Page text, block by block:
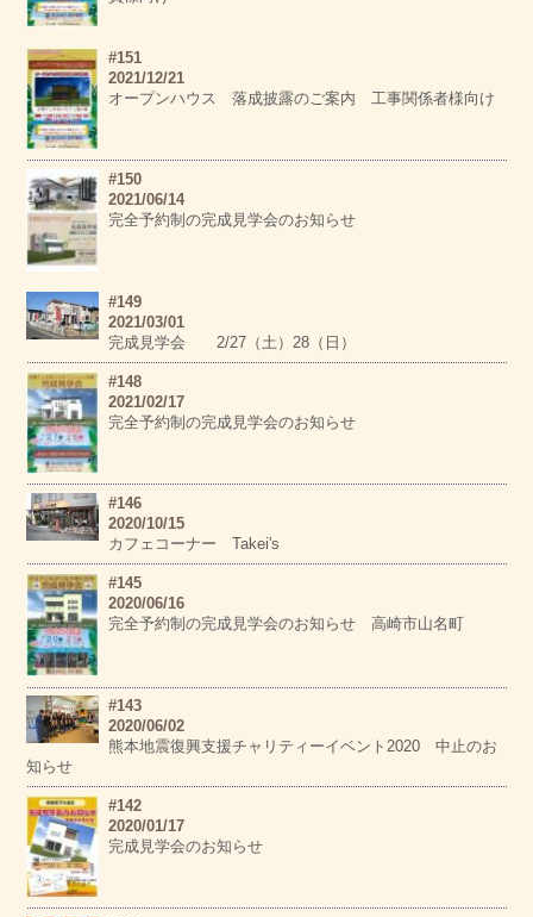
#151
2021/12/21
オープンハウス 落成披露のご案内 工事関係者様向け
#150
2021/06/14
完全予約制の完成見学会のお知らせ
#149
2021/03/01
完成見学会 2/27（土）28（日）
#148
2021/02/17
完全予約制の完成見学会のお知らせ
#146
2020/10/15
カフェコーナー Takei's
#145
2020/06/16
完全予約制の完成見学会のお知らせ 高崎市山名町
#143
2020/06/02
熊本地震復興支援チャリティーイベント2020 中止のお
知らせ
#142
2020/01/17
完成見学会のお知らせ